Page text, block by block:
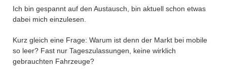
Ich bin gespannt auf den Austausch, bin aktuell schon etwas
dabei mich einzulesen.
Kurz gleich eine Frage: Warum ist denn der Markt bei mobile
so leer? Fast nur Tageszulassungen, keine wirklich
gebrauchten Fahrzeuge?